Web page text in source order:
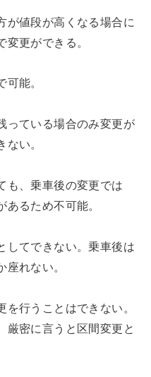
が値段が高くなる場合に
更ができる。
能。
っている場合のみ変更が
い。
も、乗車後の変更では
あるため不可能。
してできない。乗車後は
れない。
行うことはできない。
厳密に言うと区間変更と